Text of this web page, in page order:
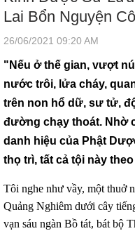
Lai Bổn Nguyện
26/06/2021 09:20 AM
"Nếu ở thế gian, vượt
nước trôi, lửa cháy,
trên non hổ dữ, sư tử,
đường chạy thoát. Nhờ
danh hiệu của Phật
thọ trì, tất cả tội này
Tôi nghe như vầy, một thuở
Quảng Nghiêm dưới cây
vạn sáu ngàn Bồ tát, bát bộ